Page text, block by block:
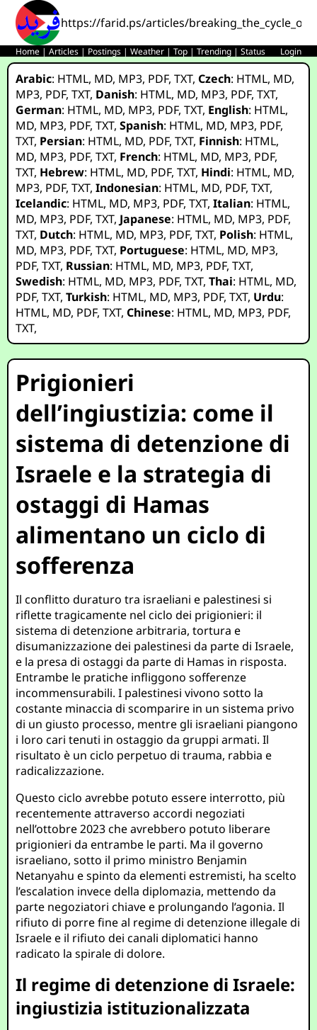
https://farid.ps/articles/
Home |Articles | Postings |Weather |Top |Trending |Status Login
Arabic: HTML, MD, MP3, PDF,TXT,Czech: HTML, MD,
MP3, PDF,TXT, Danish: HTML, MD, MP3, PDF,TXT,
German: HTML, MD, MP3, PDF,TXT, English: HTML,
MD, MP3, PDF,TXT,Spanish: HTML, MD, MP3, PDF,
TXT, Persian: HTML, MD, PDF,TXT, Finnish: HTML,
MD, MP3, PDF,TXT, French: HTML, MD, MP3, PDF,
TXT, Hebrew: HTML, MD, PDF,TXT, Hindi: HTML, MD,
MP3, PDF,TXT,Indonesian: HTML, MD, PDF,TXT,
Icelandic: HTML, MD, MP3, PDF,TXT,Italian: HTML,
MD, MP3, PDF,TXT, Japanese: HTML, MD, MP3, PDF,
TXT, Dutch: HTML, MD, MP3, PDF,TXT, Polish: HTML,
MD, MP3, PDF,TXT, Portuguese: HTML, MD, MP3,
PDF,TXT, Russian: HTML, MD, MP3, PDF,TXT,
Swedish: HTML, MD, MP3, PDF,TXT,Thai: HTML, MD,
PDF,TXT,Turkish: HTML, MD, MP3, PDF,TXT, Urdu:
HTML, MD, PDF,TXT,Chinese: HTML, MD, MP3, PDF,
TXT,
Prigionieri
dell’ingiustizia: come il
sistema di detenzione di
Israele e la strategia di
ostaggi di Hamas
alimentano un ciclo di
sofferenza
Il conflitto duraturo tra israeliani e palestinesi si
riflette tragicamente nel ciclo dei prigionieri: il
sistema di detenzione arbitraria, tortura e
disumanizzazione dei palestinesi da parte di Israele,
e la presa di ostaggi da parte di Hamas in risposta.
Entrambe le pratiche infliggono sofferenze
incommensurabili. I palestinesi vivono sotto la
costante minaccia di scomparire in un sistema privo
di un giusto processo, mentre gli israeliani piangono
i loro cari tenuti in ostaggio da gruppi armati. Il
risultato è un ciclo perpetuo di trauma, rabbia e
radicalizzazione.
Questo ciclo avrebbe potuto essere interrotto, più
recentemente attraverso accordi negoziati
nell’ottobre 2023 che avrebbero potuto liberare
prigionieri da entrambe le parti. Ma il governo
israeliano, sotto il primo ministro Benjamin
Netanyahu e spinto da elementi estremisti, ha scelto
l’escalation invece della diplomazia, mettendo da
parte negoziatori chiave e prolungando l’agonia. Il
rifiuto di porre fine al regime di detenzione illegale di
Israele e il rifiuto dei canali diplomatici hanno
radicato la spirale di dolore.
Il regime di detenzione di Israele:
ingiustizia istituzionalizzata